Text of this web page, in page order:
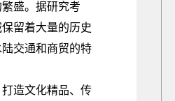
盛。据研究考
留着大量的历史
交通和商贸的特
造文化精品、传